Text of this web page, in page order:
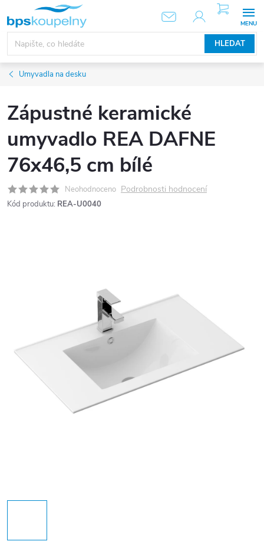
obsah
HLEDAT
NÁKUPNÍ
KOŠÍK
Umyvadla na desku
Zápustné keramické
umyvadlo REA DAFNE
76x46,5 cm bílé
Neohodnoceno Podrobnosti hodnocení
Kód produktu: REA-U0040